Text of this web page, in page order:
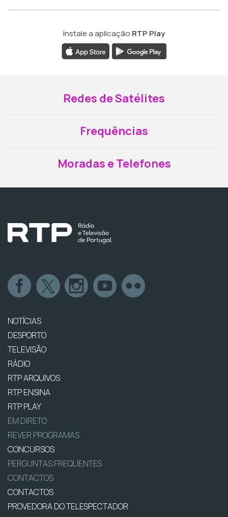
Instale a aplicação RTP Play
Redes de Satélites
Frequências
Moradas e Telefones
NOTÍCIAS
DESPORTO
TELEVISÃO
RÁDIO
RTP ARQUIVOS
RTP ENSINA
RTP PLAY
EM DIRETO
REVER PROGRAMAS
CONCURSOS
PERGUNTAS FREQUENTES
CONTACTOS
CONTACTOS
PROVEDORA DO TELESPECTADOR